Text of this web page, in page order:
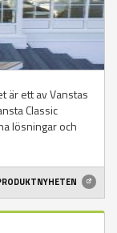
är ett av Vanstas
Classic
lösningar och